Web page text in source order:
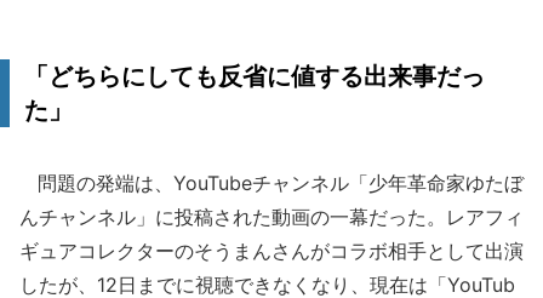
「どちらにしても反省に値する出来事だっ
た」
問題の発端は、YouTubeチャンネル「少年革命家ゆたぼ
んチャンネル」に投稿された動画の一幕だった。レアフィ
ギュアコレクターのそうまんさんがコラボ相手として出演
したが、12日までに視聴できなくなり、現在は「YouTub